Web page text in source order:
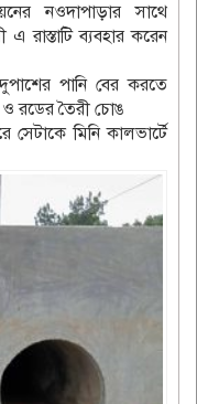
নওদাপাড়ার সাথে
এ রাস্তাটি ব্যবহার করেন
পানি বের করতে
ও রডের তৈরী চোঙ
সেটাকে মিনি কালভার্টে